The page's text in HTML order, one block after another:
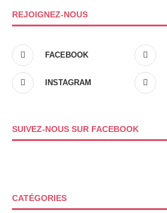
REJOIGNEZ-NOUS
FACEBOOK
INSTAGRAM
SUIVEZ-NOUS SUR FACEBOOK
CATÉGORIES